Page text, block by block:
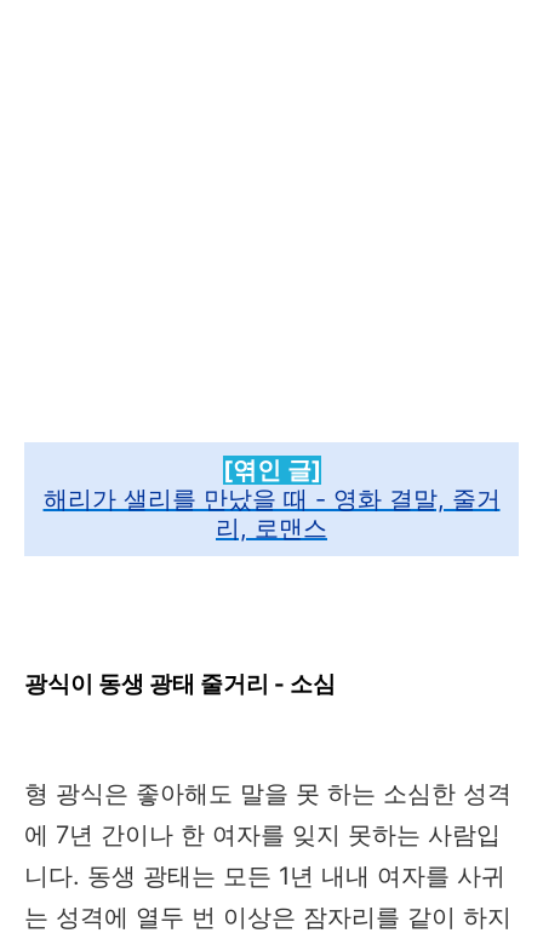
[엮인 글]
해리가 샐리를 만났을 때 - 영화 결말, 줄거
리, 로맨스
광식이 동생 광태 줄거리 - 소심
형 광식은 좋아해도 말을 못 하는 소심한 성격
에 7년 간이나 한 여자를 잊지 못하는 사람입
니다. 동생 광태는 모든 1년 내내 여자를 사귀
는 성격에 열두 번 이상은 잠자리를 같이 하지